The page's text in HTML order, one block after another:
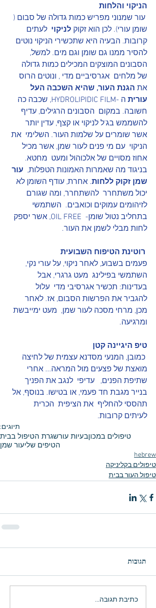
הניקוי והלחות
עור שמנוני מפריש כמות גדולה של סבום (
שומן עורי). לכן הוא זקוק לניקוי
  לעתים
קרובות. הבעיה היא שתכשירי הניקוי נוטים
להסיר ממנו גם שומן וגם מים. למשל,
הסבונים המוצקים המכילים כמות גדולה
של מלחים  אגרסיביים מדי , ונוטים הרוס
את הגנת העור, שהיא השכבה העל
עורית
ה -HYDROLIPIDIC FILM, שכבה כה
חשובה. במקום  הסבונים הרגילים, עדיף
להשממש בג'ל לניקוי או קצף, עדין יותר
אשר שומרים על שלמות העור. השלימי  את
הניקוי  עם מי פנים לעור שמן, אשר מכיל
אחוז מסויים של אלכוהול ומעט  מחטא.
בניגוד מה שאמרות האמונות הטפלות, עור
שמן זקוק ללחות. אחרת, עודף השומן לא
יכול משתחרר  להשתחרר, ומה שגורם
לזיהומים עמוקים וכואבים.  השתמשי
בתחליב נטול שומן-  OIL FREE, אשר יספק
לחות מבלי לשמן את העור.
פעמים בשבוע, לאחר ניקוי, על עורי נקי,
השתמשי בפילינג  מעט גרגרי, אבל
בעדינות: תכשיר אגרסיבי מדי  עלול
להגביר את הפרשות הסבום, אז. לאחר
מכן, מרחי מסכה לעור שמן,  מעט ימייבשת
ומרגיעה.
טיפ היגיינה קטן
כמובן, המנעי מסדנא עצמית של לחיצה
מואצת של פצעים מול המראה... אחרי
שתיפת הפנים,   עדיפי  לנגב את הפניך
בנייר מגבת חד פעמי, או בטישו. בנוסף, אל
תהססי להחליף  את הציפית  הכרית
לעיתים קרובות.
תיוגים:
טיפולים במכוןבעיות עורשגרת הטיפול בבית
הטיפים שליעור שמן
hebrew
טיפולים בקליניקה
טיפול העור בבית
תגובות
כתיבת תגובה...